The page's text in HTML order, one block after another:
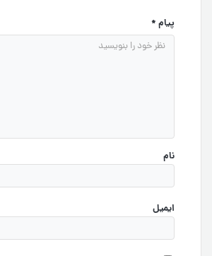
پیام*
نام
ایمیل